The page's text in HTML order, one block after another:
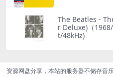
The Beatles -
r Deluxe)（
t/48kHz)
资源网盘分享，本站的服务器不储存音